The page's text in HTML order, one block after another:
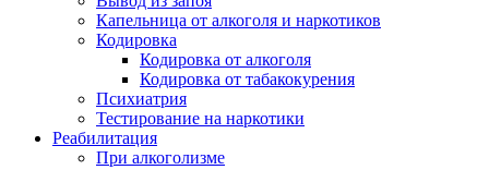
Капельница от алкоголя и наркотиков
Кодировка
Кодировка от алкоголя
Кодировка от табакокурения
Психиатрия
Тестирование на наркотики
Реабилитация
При алкоголизме